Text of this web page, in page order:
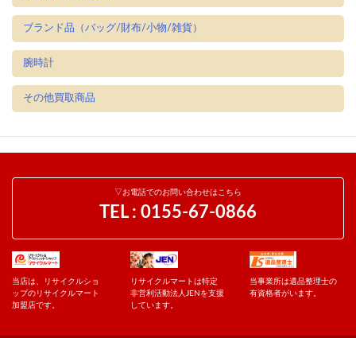
ブランド品（バッグ/財布/小物/雑貨）
腕時計
その他買取商品
▽お電話でのお問い合わせはこちら
TEL : 0155-67-0866
当店は、リサイクルショ
ップのリサイクルマート
加盟店です。
リサイクルマートは特定
非営利活動法人JENを支援
しています。
当事業所は遺品整理士の
有資格者がいます。